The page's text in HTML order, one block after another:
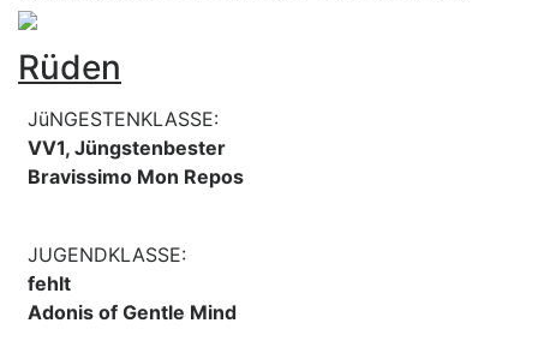
Rüden
JüNGESTENKLASSE:
VV1, Jüngstenbester
Bravissimo Mon Repos
JUGENDKLASSE:
fehlt
Adonis of Gentle Mind